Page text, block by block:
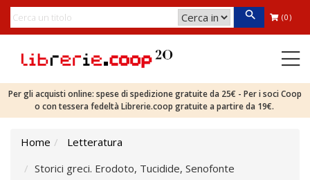
(0)
Per gli acquisti online: spese di spedizione gratuite da 25€ - Per i soci Coop
o con tessera fedeltà Librerie.coop gratuite a partire da 19€.
Home
Letteratura
Storici greci. Erodoto, Tucidide, Senofonte